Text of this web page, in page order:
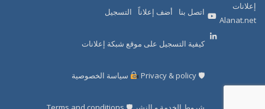
إعلانات
Alanat.net
اتصل بنا أضف إعلاناً التسجيل
كيفية التسجيل على موقع شبكة إعلانات
🛡 Privacy & policy سياسة الخصوصية